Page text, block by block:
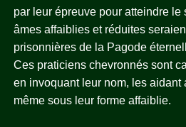
par leur épreuve pour atteindre
âmes affaiblies et réduites
prisonnières de la Pagode
Ces praticiens chevronnés sont
en invoquant leur nom, les
même sous leur forme affaiblie.